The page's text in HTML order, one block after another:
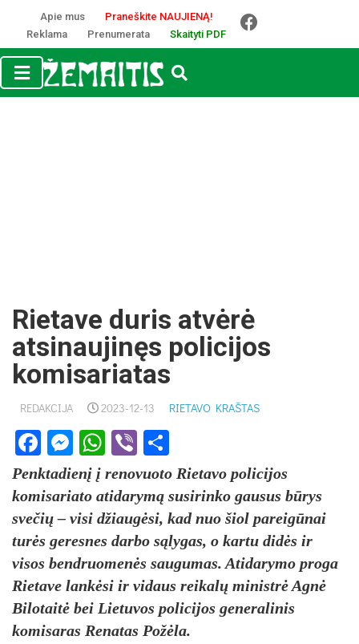
Apie mus
Praneškite NAUJIENĄ!
Reklama
Prenumerata Skaityti PDF
Rietave duris atvėrė
atsinaujinęs policijos
komisariatas
REDAKCIJA 2023-12-13 RIETAVO KRAŠTAS
Facebook
Messenger
WhatsApp
Viber
Penktadienį į renovuoto Rietavo policijos
komisariato atidarymą susirinko gausus būrys
svečių – visi džiaugėsi, kad nuo šiol pareigūnai
turės geresnes darbo sąlygas, o kartu didės ir
visos bendruomenės saugumas. Atidarymo proga
Rietave lankėsi ir vidaus reikalų ministrė Agnė
Bilotaitė bei Lietuvos policijos generalinis
komisaras Renatas Požėla.